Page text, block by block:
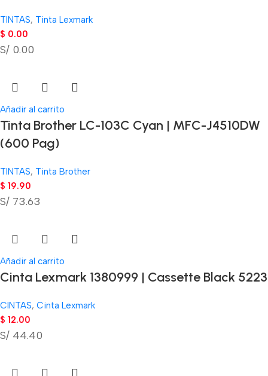
TINTAS, Tinta Lexmark
$ 0.00
S/ 0.00
Añadir al carrito
Tinta Brother LC-103C Cyan | MFC-J4510DW
(600 Pag)
TINTAS, Tinta Brother
$ 19.90
S/ 73.63
Añadir al carrito
Cinta Lexmark 1380999 | Cassette Black 5223
CINTAS, Cinta Lexmark
$ 12.00
S/ 44.40